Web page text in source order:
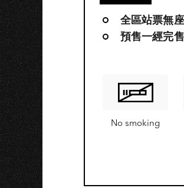
全區站票無
預售一經完
No smoking